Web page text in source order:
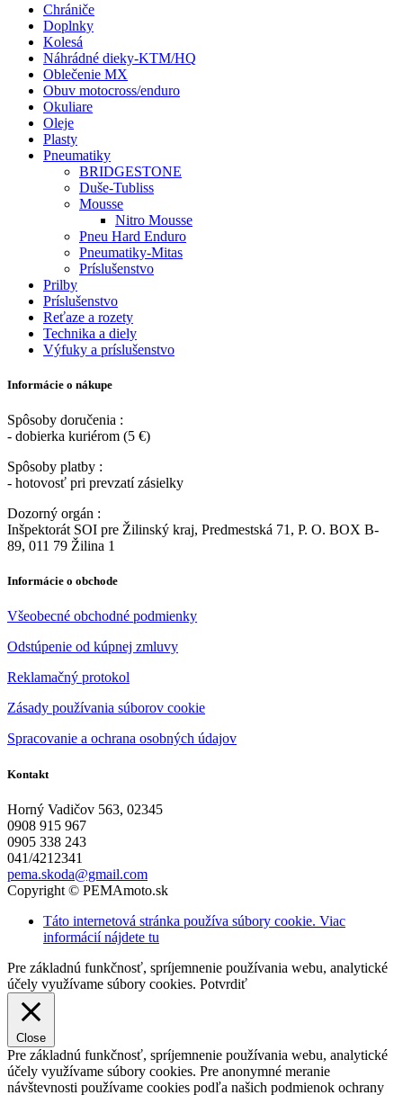
Chrániče
Doplnky
Kolesá
Náhrádné dieky-KTM/HQ
Oblečenie MX
Obuv motocross/enduro
Okuliare
Oleje
Plasty
Pneumatiky
BRIDGESTONE
Duše-Tubliss
Mousse
Nitro Mousse
Pneu Hard Enduro
Pneumatiky-Mitas
Príslušenstvo
Prilby
Príslušenstvo
Reťaze a rozety
Technika a diely
Výfuky a príslušenstvo
Informácie o nákupe
Spôsoby doručenia :
- dobierka kuriérom (5 €)
Spôsoby platby :
- hotovosť pri prevzatí zásielky
Dozorný orgán :
Inšpektorát SOI pre Žilinský kraj, Predmestská 71, P. O. BOX B-
89, 011 79 Žilina 1
Informácie o obchode
Všeobecné obchodné podmienky
Odstúpenie od kúpnej zmluvy
Reklamačný protokol
Zásady používania súborov cookie
Spracovanie a ochrana osobných údajov
Kontakt
Horný Vadičov 563, 02345
0908 915 967
0905 338 243
041/4212341
pema.skoda@gmail.com
Copyright © PEMAmoto.sk
Táto internetová stránka používa súbory cookie. Viac
informácií nájdete tu
Pre základnú funkčnosť, spríjemnenie používania webu, analytické
účely využívame súbory cookies. Potvrdiť
Close
Pre základnú funkčnosť, spríjemnenie používania webu, analytické
účely využívame súbory cookies. Pre anonymné meranie
návštevnosti používame cookies podľa našich podmienok ochrany